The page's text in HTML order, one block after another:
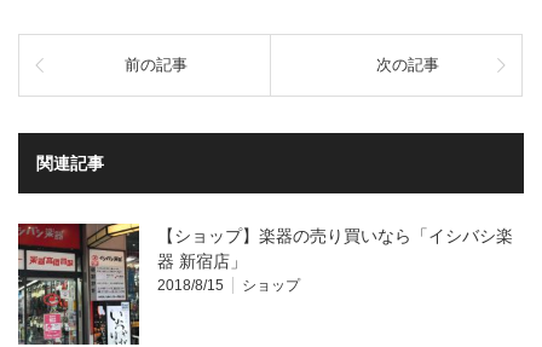
前の記事 次の記事
関連記事
【ショップ】楽器の売り買いなら「イシバシ楽
器 新宿店」
2018/8/15 ショップ